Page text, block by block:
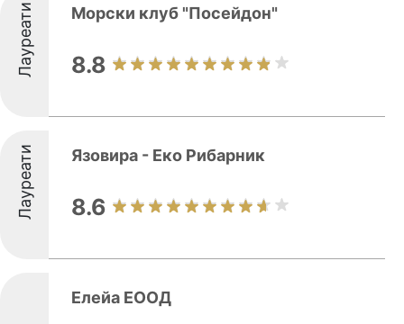
Лауреати Морски клуб "Посейдон"
8.8
Лауреати Язовира - Еко Рибарник
8.6
Елейа ЕООД